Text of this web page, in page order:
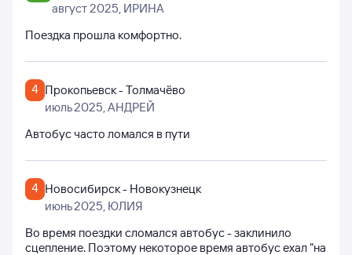
август 2025, ИРИНА
Поездка прошла комфортно.
4 Прокопьевск - Толмачёво
июль 2025, АНДРЕЙ
Автобус часто ломался в пути
4 Новосибирск - Новокузнецк
июнь 2025, ЮЛИЯ
Во время поездки сломался автобус - заклинило
сцепление. Поэтому некоторое время автобус ехал "на